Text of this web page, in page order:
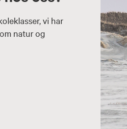
vi har
natur og